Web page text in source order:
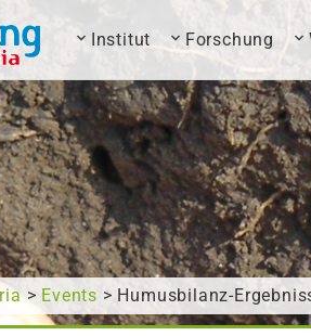
Institut Forschung
> Events > Humusbilanz-